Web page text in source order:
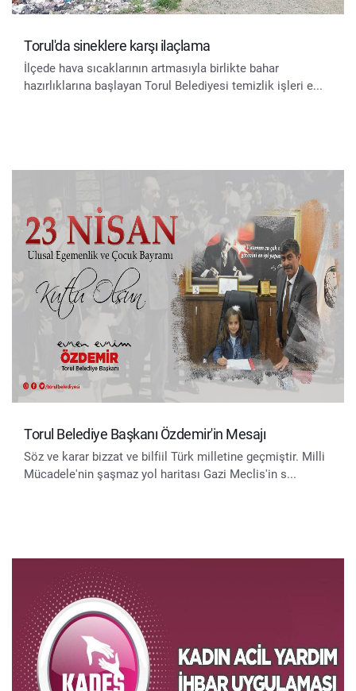
Torul'da sineklere karşı ilaçlama
İlçede hava sıcaklarının artmasıyla birlikte bahar
hazırlıklarına başlayan Torul Belediyesi temizlik işleri e...
Torul Belediye Başkanı Özdemir'in Mesajı
Söz ve karar bizzat ve bilfiil Türk milletine geçmiştir. Milli
Mücadele'nin şaşmaz yol haritası Gazi Meclis'in s...